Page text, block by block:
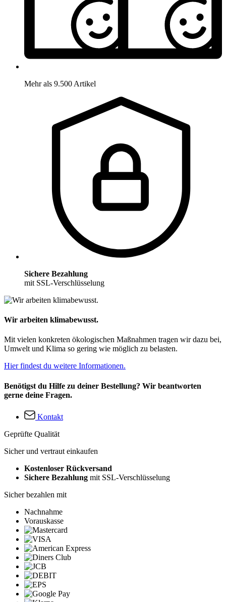
Mehr als 9.500 Artikel
Sichere Bezahlung
mit SSL-Verschlüsselung
Wir arbeiten klimabewusst.
Mit vielen konkreten ökologischen Maßnahmen tragen wir dazu bei,
Umwelt und Klima so gering wie möglich zu belasten.
Hier findest du weitere Informationen.
Benötigst du Hilfe zu deiner Bestellung? Wir beantworten
gerne deine Fragen.
Kontakt
Geprüfte Qualität
Sicher und vertraut einkaufen
Kostenloser Rückversand
Sichere Bezahlung mit SSL-Verschlüsselung
Sicher bezahlen mit
Nachnahme
Vorauskasse